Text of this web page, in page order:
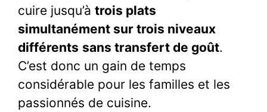
cuire jusqu’à trois plats
simultanément sur trois niveaux
différents sans transfert de goût.
C’est donc un gain de temps
considérable pour les familles et les
passionnés de cuisine.